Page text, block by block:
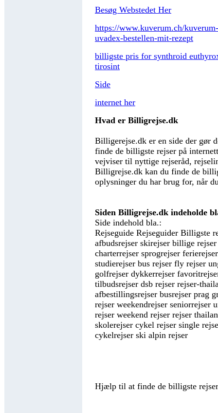
Besøg Webstedet Her
https://www.kuverum.ch/
uvadex-bestellen-mit-rezept
billigste pris for synthroid
tirosint
Side
internet her
Hvad er Billigrejse.dk
Billigerejse.dk er en side der gør
finde de billigste rejser på
vejviser til nyttige rejseråd,
Billigrejse.dk kan du finde de
oplysninger du har brug for, når
Siden Billigrejse.dk indeholde
Side indehold bla.:
Rejseguide Rejseguider Billigste
afbudsrejser skirejser billige
charterrejser sprogrejser
studierejser bus rejser fly rejser
golfrejser dykkerrejser
tilbudsrejser dsb rejser rejser-
afbestillingsrejser busrejser prag
rejser weekendrejser seniorrejser
rejser weekend rejser rejser
skolerejser cykel rejser single
cykelrejser ski alpin rejser
Hjælp til at finde de billigste